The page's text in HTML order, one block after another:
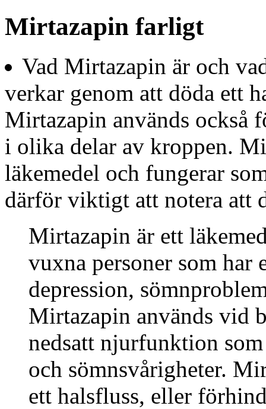
Mirtazapin farligt
Vad Mirtazapin är och
verkar genom att döda ett
Mirtazapin används också
i olika delar av kroppen.
läkemedel och fungerar
därför viktigt att notera att
Mirtazapin är ett
vuxna personer som har
depression,
Mirtazapin används vid
nedsatt njurfunktion
och sömnsvårigheter.
ett halsfluss, eller